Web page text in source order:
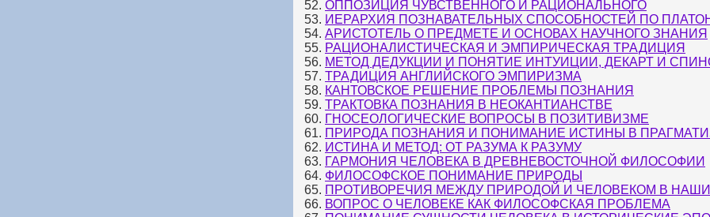
52. ОППОЗИЦИЯ ЧУВСТВЕННОГО И РАЦИОНАЛЬНОГО
53. ИЕРАРХИЯ ПОЗНАВАТЕЛЬНЫХ СПОСОБНОСТЕЙ ПО
54. АРИСТОТЕЛЬ О ПРЕДМЕТЕ И ОСНОВАХ НАУЧНОГО ЗНАНИЯ
55. РАЦИОНАЛИСТИЧЕСКАЯ И ЭМПИРИЧЕСКАЯ ТРАДИЦИЯ
56. МЕТОД ДЕДУКЦИИ И ПОНЯТИЕ ИНТУИЦИИ, ДЕКАРТ И
57. ТРАДИЦИЯ АНГЛИЙСКОГО ЭМПИРИЗМА
58. КАНТОВСКОЕ РЕШЕНИЕ ПРОБЛЕМЫ ПОЗНАНИЯ
59. ТРАКТОВКА ПОЗНАНИЯ В НЕОКАНТИАНСТВЕ
60. ГНОСЕОЛОГИЧЕСКИЕ ВОПРОСЫ В ПОЗИТИВИЗМЕ
61. ПРИРОДА ПОЗНАНИЯ И ПОНИМАНИЕ ИСТИНЫ В
62. ИСТИНА И МЕТОД: ОТ РАЗУМА К РАЗУМУ
63. ГАРМОНИЯ ЧЕЛОВЕКА В ДРЕВНЕВОСТОЧНОЙ ФИЛОСОФИИ
64. ФИЛОСОФСКОЕ ПОНИМАНИЕ ПРИРОДЫ
65. ПРОТИВОРЕЧИЯ МЕЖДУ ПРИРОДОЙ И ЧЕЛОВЕКОМ В
66. ВОПРОС О ЧЕЛОВЕКЕ КАК ФИЛОСОФСКАЯ ПРОБЛЕМА